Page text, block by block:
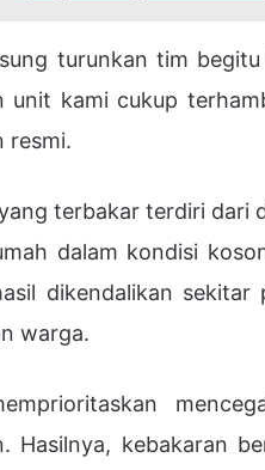
turunkan tim
unit kami cukup
resmi.
terbakar terdiri dari
dalam kondisi
dikendalikan
warga.
Hasilnya, kebakaran